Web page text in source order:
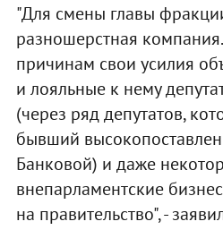
"Для смены главы
разношерстная
причинам свои усилия
и лояльные к нему
(через ряд депутатов,
бывший
Банковой) и даже
внепарламентские
на правительство", -